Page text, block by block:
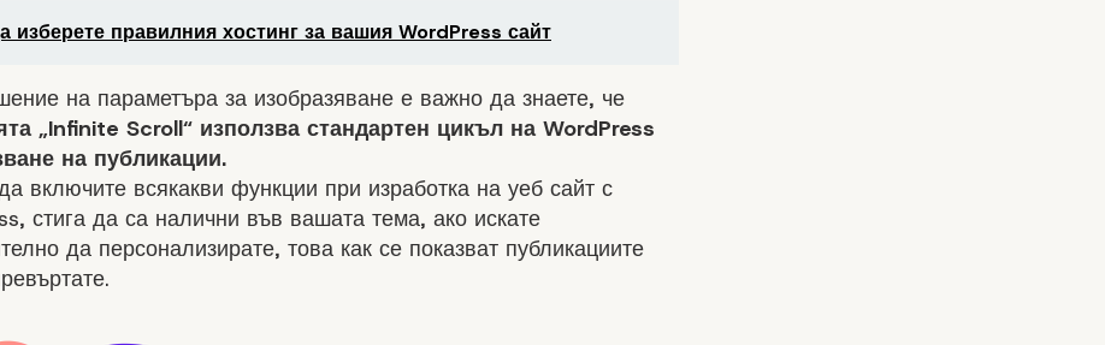
изберете правилния хостинг за вашия WordPress сайт
на параметъра за изобразяване е важно да знаете, че
„Infinite Scroll“ използва стандартен цикъл на WordPress
на публикации.
включите всякакви функции при изработка на уеб сайт с
, стига да са налични във вашата тема, ако искате
да персонализирате, това как се показват публикациите